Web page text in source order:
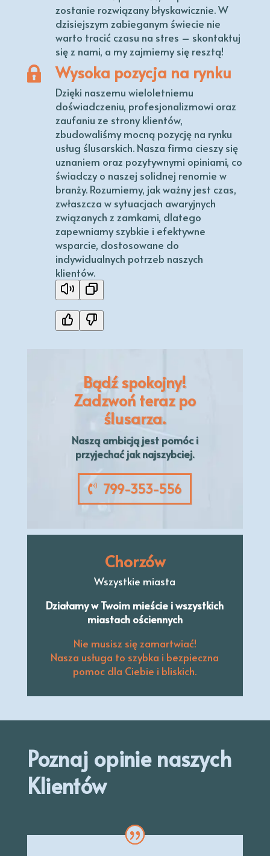
zostanie rozwiązany błyskawicznie. W
dzisiejszym zabieganym świecie nie
warto tracić czasu na stres – skontaktuj
się z nami, a my zajmiemy się resztą!
Wysoka pozycja na rynku
Dzięki naszemu wieloletniemu
doświadczeniu, profesjonalizmowi oraz
zaufaniu ze strony klientów,
zbudowaliśmy mocną pozycję na rynku
usług ślusarskich. Nasza firma cieszy się
uznaniem oraz pozytywnymi opiniami, co
świadczy o naszej solidnej renomie w
branży. Rozumiemy, jak ważny jest czas,
zwłaszcza w sytuacjach awaryjnych
związanych z zamkami, dlatego
zapewniamy szybkie i efektywne
wsparcie, dostosowane do
indywidualnych potrzeb naszych
klientów.
Bądź spokojny!
Zadzwoń teraz po
ślusarza.
Naszą ambicją jest pomóc i
przyjechać jak najszybciej.
799-353-556
Chorzów
Wszystkie miasta
Działamy w Twoim mieście i wszystkich
miastach ościennych
Nie musisz się zamartwiać!
Nasza usługa to szybka i bezpieczna
pomoc dla Ciebie i bliskich.
Poznaj opinie naszych
Klientów